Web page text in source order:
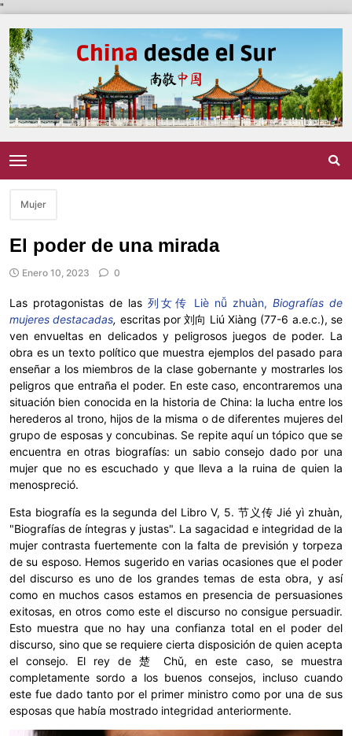
"
Mujer
El poder de una mirada
Enero 10, 2023 0
Las protagonistas de las列女传 Liè nǚ zhuàn, Biografías de
mujeres destacadas, escritas por 刘向 Liú Xiàng (77-6 a.e.c.), se
ven envueltas en delicados y peligrosos juegos de poder. La
obra es un texto político que muestra ejemplos del pasado para
enseñar a los miembros de la clase gobernante y mostrarles los
peligros que entraña el poder. En este caso, encontraremos una
situación bien conocida en la historia de China: la lucha entre los
herederos al trono, hijos de la misma o de diferentes mujeres del
grupo de esposas y concubinas. Se repite aquí un tópico que se
encuentra en otras biografías: un sabio consejo dado por una
mujer que no es escuchado y que lleva a la ruina de quien la
menospreció.
Esta biografía es la segunda del Libro V, 5. 节义传 Jié yì zhuàn,
"Biografías de íntegras y justas". La sagacidad e integridad de la
mujer contrasta fuertemente con la falta de previsión y torpeza
de su esposo. Hemos sugerido en varias ocasiones que el poder
del discurso es uno de los grandes temas de esta obra, y así
como en muchos casos estamos en presencia de persuasiones
exitosas, en otros como este el discurso no consigue persuadir.
Esto muestra que no hay una confianza total en el poder del
discurso, sino que se requiere cierta disposición de quien acepta
el consejo. El rey de楚 Chǔ, en este caso, se muestra
completamente sordo a los buenos consejos, incluso cuando
este fue dado tanto por el primer ministro como por una de sus
esposas que había mostrado integridad anteriormente.